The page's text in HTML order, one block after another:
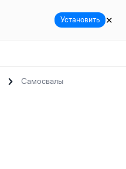
Самосвалы
Установить ✕